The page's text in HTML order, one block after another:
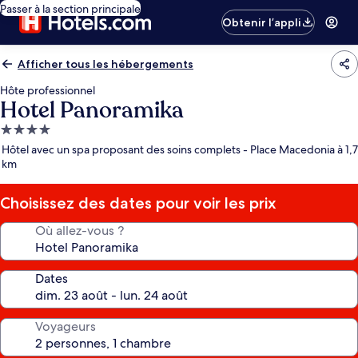
Passer à la section principale
Obtenir l’appli
Afficher tous les hébergements
Hôte professionnel
Hotel Panoramika
Hébergement
4.0 étoiles
Hôtel avec un spa proposant des soins complets - Place Macedonia à 1,7
km
Choisissez des dates pour voir les prix
Où allez-vous ?
Dates
Voyageurs